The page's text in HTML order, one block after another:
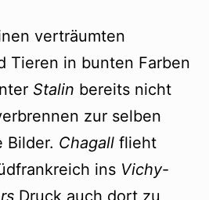
verträumten
Tieren in bunten Farben
Stalin bereits nicht
zur selben
Bilder. Chagall flieht
ins Vichy-